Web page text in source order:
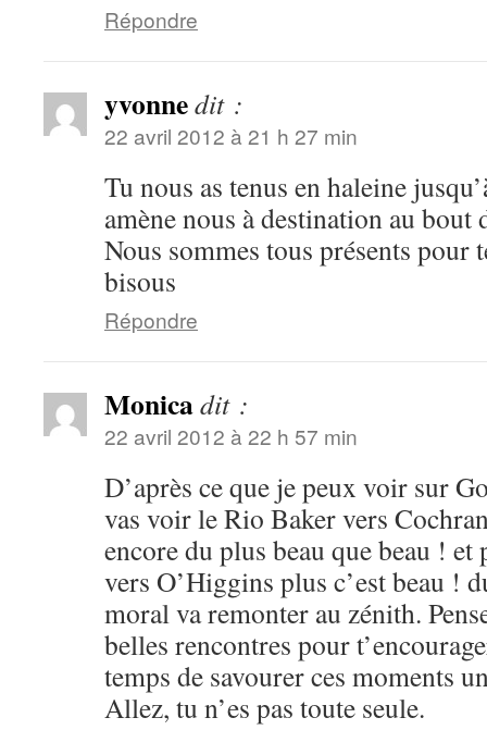
Répondre
yvonnedit :
22 avril 2012 à 21 h 27 min
Tu nous as tenus en haleine
amène nous à destination au bout
Nous sommes tous présents pour
bisous
Répondre
Monicadit :
22 avril 2012 à 22 h 57 min
D’après ce que je peux voir sur
vas voir le Rio Baker vers
encore du plus beau que beau ! et
vers O’Higgins plus c’est beau !
moral va remonter au zénith.
belles rencontres pour
temps de savourer ces moments
Allez, tu n’es pas toute seule.